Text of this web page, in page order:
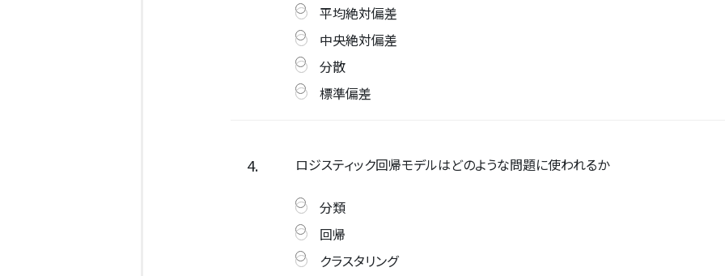
平均絶対偏差
中央絶対偏差
分散
標準偏差
4. ロジスティック回帰モデルはどのような問題に使われるか
分類
回帰
クラスタリング